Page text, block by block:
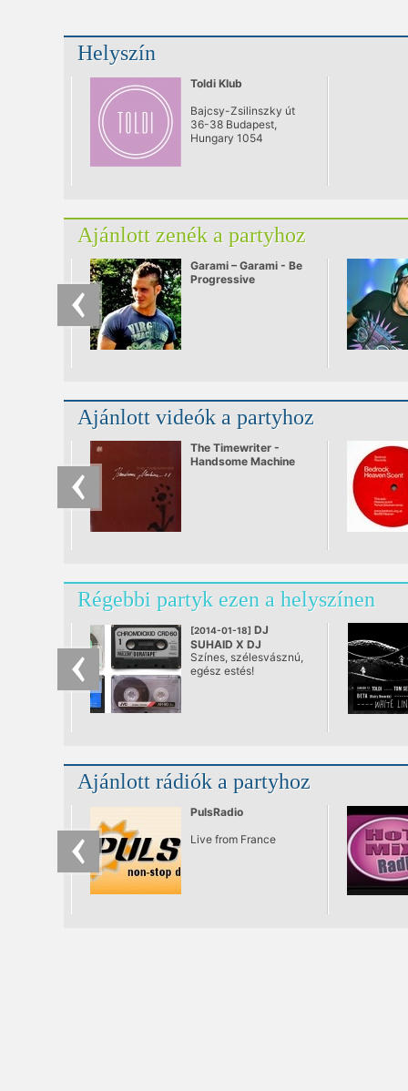
Helyszín
Toldi Klub
Bajcsy-Zsilinszky út
36-38 Budapest,
Hungary 1054
Ajánlott zenék a partyhoz
Garami – Garami - Be
Progressive
Ajánlott videók a partyhoz
The Timewriter -
Handsome Machine
Régebbi partyk ezen a helyszínen
[2014-01-18] DJ
SUHAID X DJ
CRIMSON
@ Toldi Klub
Színes, szélesvásznú,
egész estés!
Ajánlott rádiók a partyhoz
PulsRadio
Live from France